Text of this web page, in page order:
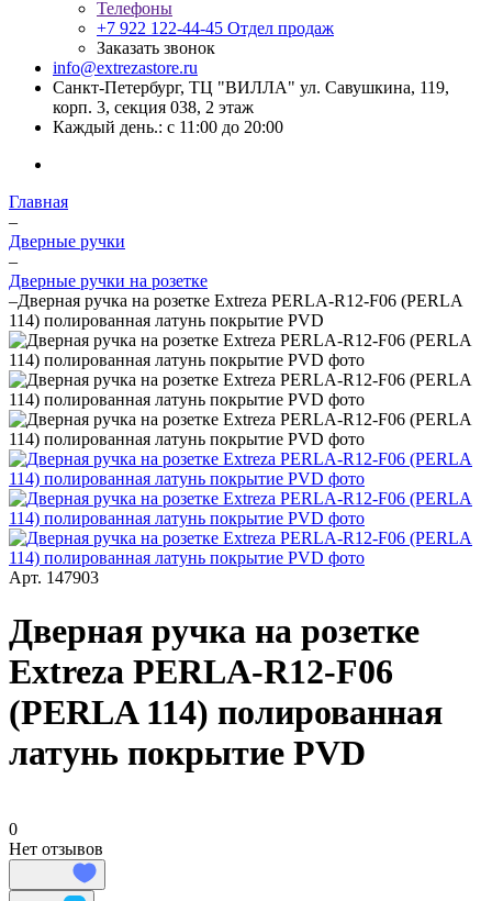
Телефоны
+7 922 122-44-45 Отдел продаж
Заказать звонок
info@extrezastore.ru
Санкт-Петербург, ТЦ "ВИЛЛА" ул. Савушкина, 119,
корп. 3, секция 038, 2 этаж
Каждый день.: с 11:00 до 20:00
Главная
–
Дверные ручки
–
Дверные ручки на розетке
–Дверная ручка на розетке Extreza PERLA-R12-F06 (PERLA
114) полированная латунь покрытие PVD
Арт. 147903
Дверная ручка на розетке
Extreza PERLA-R12-F06
(PERLA 114) полированная
латунь покрытие PVD
0
Нет отзывов